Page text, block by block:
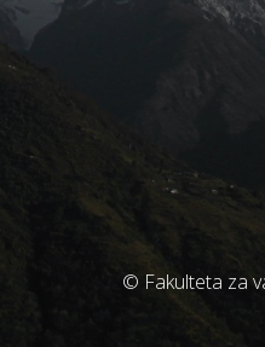
© Fakulteta za